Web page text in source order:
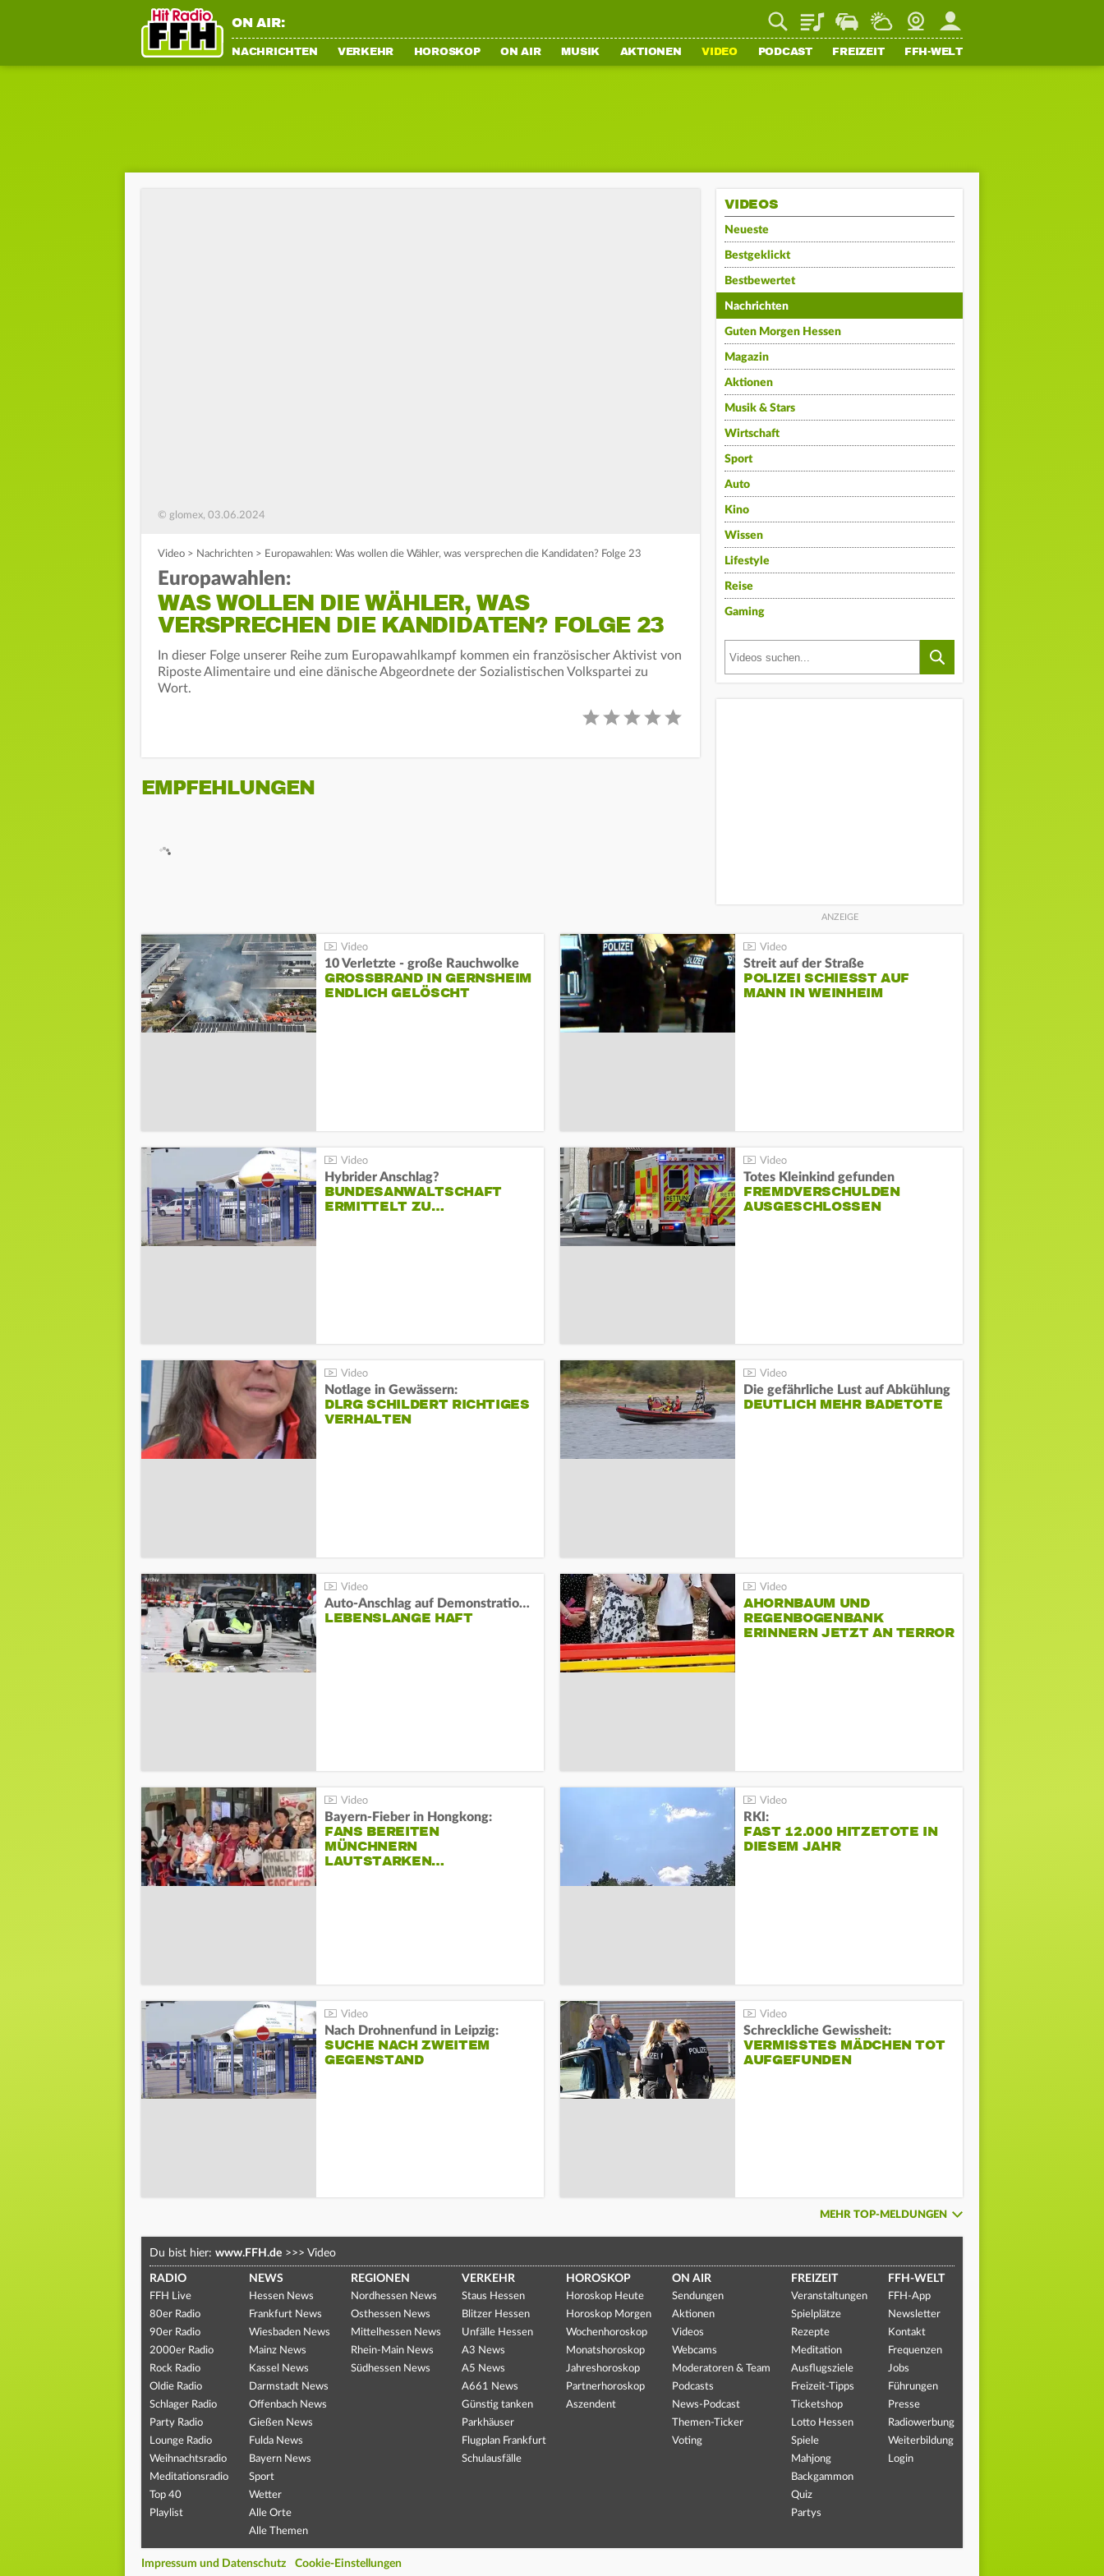
ON AIR: PlaylistStaupilotWetterWebcamMein FFH
NACHRICHTEN VERKEHR HOROSKOP ON AIR MUSIK AKTIONEN VIDEO PODCAST FREIZEIT FFH-WELT
© glomex, 03.06.2024
Video > Nachrichten > Europawahlen: Was wollen die Wähler, was versprechen die Kandidaten? Folge 23
Europawahlen:
WAS WOLLEN DIE WÄHLER, WAS
VERSPRECHEN DIE KANDIDATEN? FOLGE 23
In dieser Folge unserer Reihe zum Europawahlkampf kommen ein französischer Aktivist von
Riposte Alimentaire und eine dänische Abgeordnete der Sozialistischen Volkspartei zu
Wort.
EMPFEHLUNGEN
VIDEOS
Neueste
Bestgeklickt
Bestbewertet
Nachrichten
Guten Morgen Hessen
Magazin
Aktionen
Musik & Stars
Wirtschaft
Sport
Auto
Kino
Wissen
Lifestyle
Reise
Gaming
10 Verletzte - große Rauchwolke
GROSSBRAND IN GERNSHEIM E
NDLICH GELÖSCHT
Streit auf der Straße
POLIZEI SCHIESST AUF M
ANN IN WEINHEIM
Hybrider Anschlag?
BUNDESANWALTSCHAFT
ERMITTELT ZU…
Totes Kleinkind gefunden
FREMDVERSCHULDEN
AUSGESCHLOSSEN
Notlage in Gewässern:
DLRG SCHILDERT RICHTIGES
VERHALTEN
Die gefährliche Lust auf Abkühlung
DEUTLICH MEHR BADETOTE
Auto-Anschlag auf Demonstration in München:
LEBENSLANGE HAFT
AHORNBAUM UND
REGENBOGENBANK
ERINNERN JETZT AN TERROR
Bayern-Fieber in Hongkong:
FANS BEREITEN
MÜNCHNERN
LAUTSTARKEN…
RKI:
FAST 12.000 HITZETOTE IN
DIESEM JAHR
Nach Drohnenfund in Leipzig:
SUCHE NACH ZWEITEM
GEGENSTAND
Schreckliche Gewissheit:
VERMISSTES MÄDCHEN TOT
AUFGEFUNDEN
MEHR TOP-MELDUNGEN
Du bist hier: www.FFH.de >>> Video
RADIO
FFH Live
80er Radio
90er Radio
2000er Radio
Rock Radio
Oldie Radio
Schlager Radio
Party Radio
Lounge Radio
Weihnachtsradio
Meditationsradio
Top 40
Playlist
NEWS
Hessen News
Frankfurt News
Wiesbaden News
Mainz News
Kassel News
Darmstadt News
Offenbach News
Gießen News
Fulda News
Bayern News
Sport
Wetter
Alle Orte
Alle Themen
REGIONEN
Nordhessen News
Osthessen News
Mittelhessen News
Rhein-Main News
Südhessen News
VERKEHR
Staus Hessen
Blitzer Hessen
Unfälle Hessen
A3 News
A5 News
A661 News
Günstig tanken
Parkhäuser
Flugplan Frankfurt
Schulausfälle
HOROSKOP
Horoskop Heute
Horoskop Morgen
Wochenhoroskop
Monatshoroskop
Jahreshoroskop
Partnerhoroskop
Aszendent
ON AIR
Sendungen
Aktionen
Videos
Webcams
Moderatoren & Team
Podcasts
News-Podcast
Themen-Ticker
Voting
FREIZEIT
Veranstaltungen
Spielplätze
Rezepte
Meditation
Ausflugsziele
Freizeit-Tipps
Ticketshop
Lotto Hessen
Spiele
Mahjong
Backgammon
Quiz
Partys
FFH-WELT
FFH-App
Newsletter
Kontakt
Frequenzen
Jobs
Führungen
Presse
Radiowerbung
Weiterbildung
Login
Impressum und Datenschutz Cookie-Einstellungen